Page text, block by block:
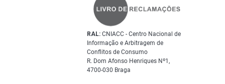
RAL: CNIACC - Centro Nacional de
Informação e Arbitragem de
Conflitos de Consumo
R. Dom Afonso Henriques Nº1,
4700-030 Braga